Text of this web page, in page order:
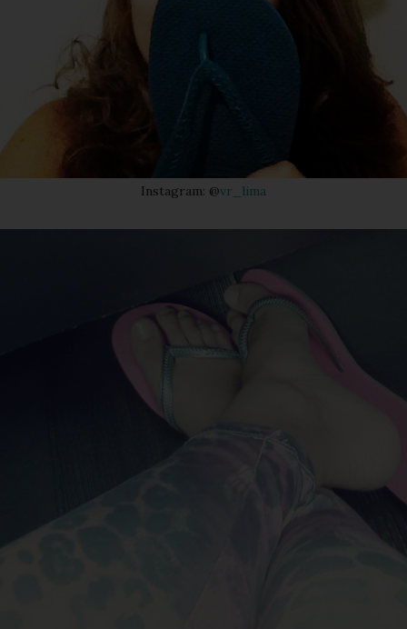
Instagram: @vr_lima